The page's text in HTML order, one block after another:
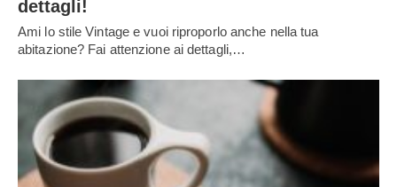
dettagli!
Ami lo stile Vintage e vuoi riproporlo anche nella tua
abitazione? Fai attenzione ai dettagli,…